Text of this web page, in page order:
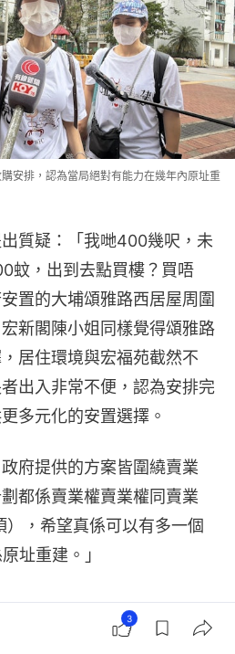
安排，認為當局絕對有能力在幾年內原址重
質疑：「我哋400幾呎，未
蚊，出到去點買樓？買唔
置的大埔頌雅路西居屋周圍
新閣陳小姐同樣覺得頌雅路
居住環境與宏福苑截然不
出入非常不便，認為安排完
多元化的安置選擇。
府提供的方案皆圍繞賣業
都係賣業權賣業權同賣業
，希望真係可以有多一個
址重建。」
多一個option（選
重建
3